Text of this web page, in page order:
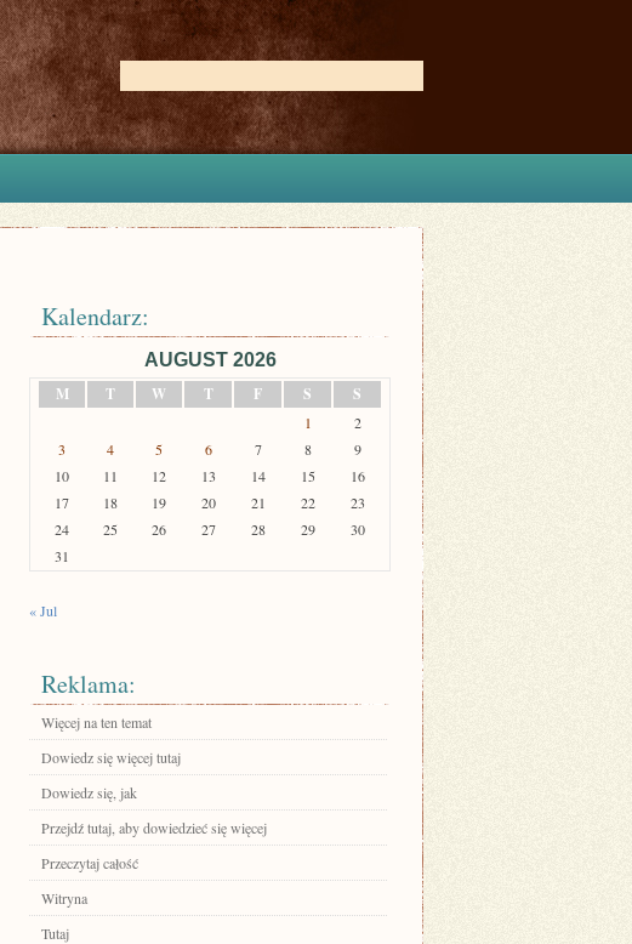
Kalendarz:
AUGUST 2026
M
T W T F S S
1
2
3
4 5 6 7 8
9
10
11 12 13 14 15
16
17
18 19 20 21 22
23
24
25 26 27 28 29
30
31
« Jul
Reklama:
Więcej na ten temat
Dowiedz się więcej tutaj
Dowiedz się, jak
Przejdź tutaj, aby dowiedzieć się więcej
Przeczytaj całość
Witryna
Tutaj